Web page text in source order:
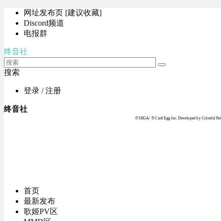
网址发布页 [建议收藏]
Discord频道
电报群
终音社
搜索
登录 / 注册
终音社
© SEGA / © Craft Egg Inc. Developed by Colorful
首页
最新发布
歌姬PV区